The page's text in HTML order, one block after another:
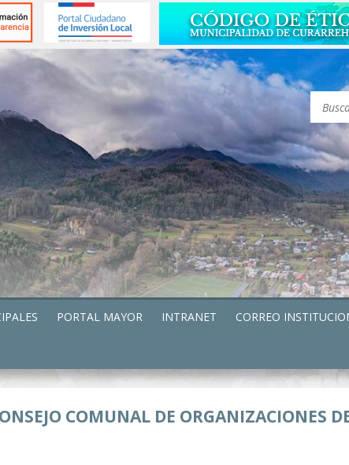
PORTAL MAYOR INTRANET CORREO
COMUNAL DE ORGANIZACIONES